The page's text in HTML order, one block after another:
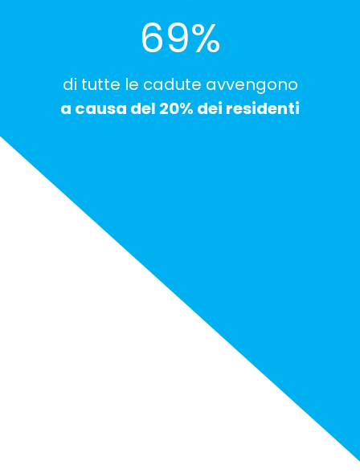
76%
di tutte le cadute avvengono
a causa del 20% dei residenti